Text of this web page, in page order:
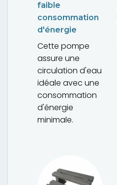
faible
consommation
d'énergie
Cette pompe
assure une
circulation d'eau
idéale avec une
consommation
d'énergie
minimale.